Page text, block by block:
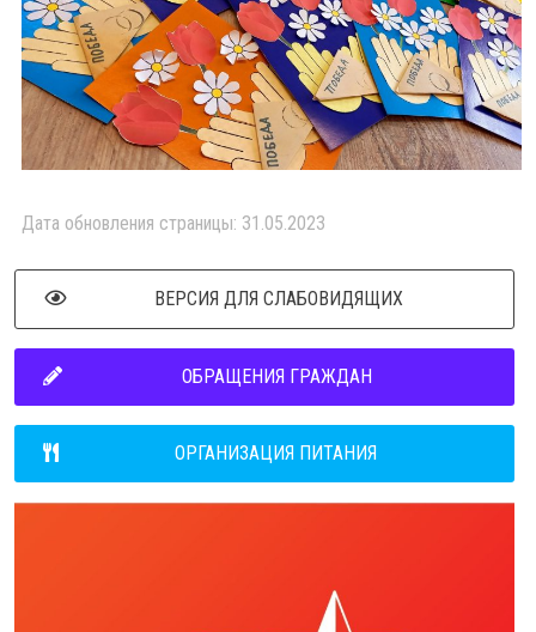
Дата обновления страницы: 31.05.2023
ВЕРСИЯ ДЛЯ СЛАБОВИДЯЩИХ
ОБРАЩЕНИЯ ГРАЖДАН
ОРГАНИЗАЦИЯ ПИТАНИЯ